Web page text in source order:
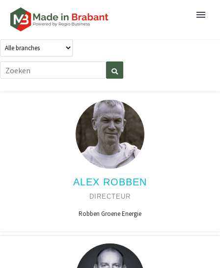
ALEX ROBBEN
DIRECTEUR
Robben Groene Energie